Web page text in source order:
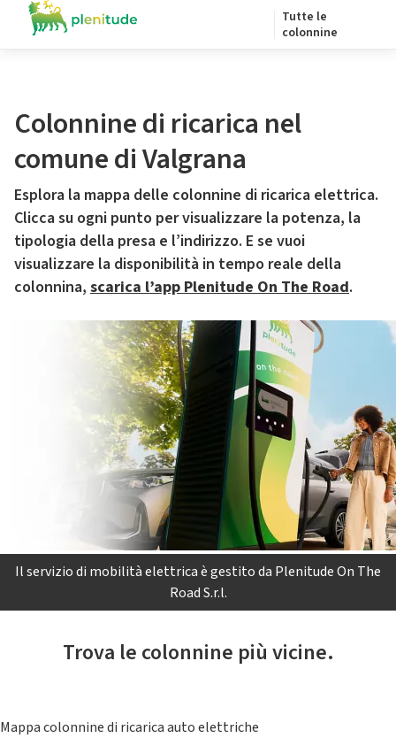
Tutte le
colonnine
Colonnine di ricarica nel
comune di Valgrana
Esplora la mappa delle colonnine di ricarica elettrica.
Clicca su ogni punto per visualizzare la potenza, la
tipologia della presa e l’indirizzo. E se vuoi
visualizzare la disponibilità in tempo reale della
colonnina, scarica l’app Plenitude On The Road.
Il servizio di mobilità elettrica è gestito da Plenitude On The
Road S.r.l.
Trova le colonnine più vicine.
Mappa colonnine di ricarica auto elettriche